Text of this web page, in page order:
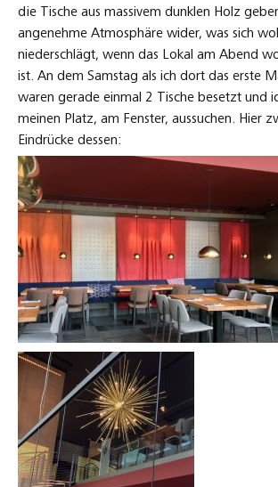
die Tische aus massivem dunklen Holz
angenehme Atmosphäre wider, was sich
niederschlägt, wenn das Lokal am Abend
ist. An dem Samstag als ich dort das erste
waren gerade einmal 2 Tische besetzt und
meinen Platz, am Fenster, aussuchen. Hier
Eindrücke dessen: